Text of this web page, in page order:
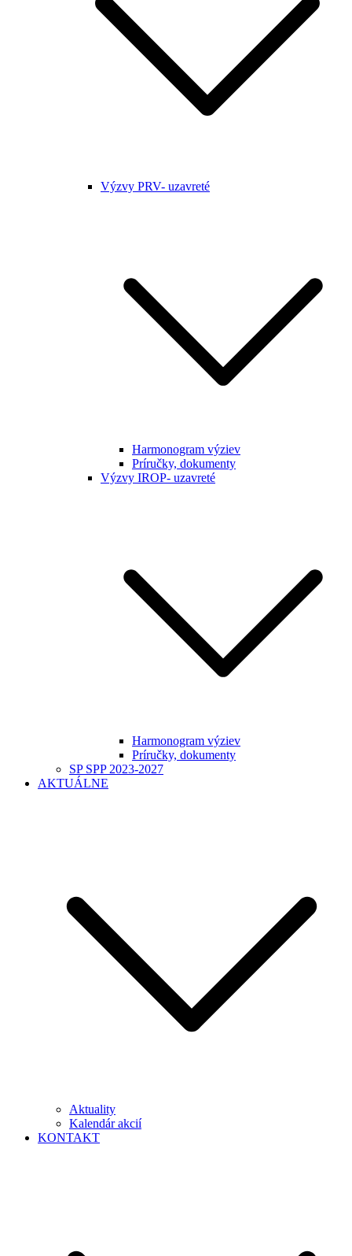
Výzvy PRV- uzavreté
Harmonogram výziev
Príručky, dokumenty
Výzvy IROP- uzavreté
Harmonogram výziev
Príručky, dokumenty
SP SPP 2023-2027
AKTUÁLNE
Aktuality
Kalendár akcií
KONTAKT